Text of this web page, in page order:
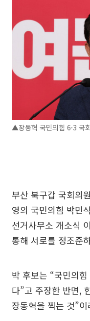
▲장동혁 국민의힘 6·3 국
부산 북구갑 국회의
영의 국민의힘 박민
선거사무소 개소식
통해 서로를 정조준
박 후보는 “국민의
다”고 주장한 반면,
장동혁을 찍는 것”